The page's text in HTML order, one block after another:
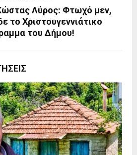
Λύρος: Φτωχό μεν,
το Χριστουγεννιάτικο
του Δήμου!